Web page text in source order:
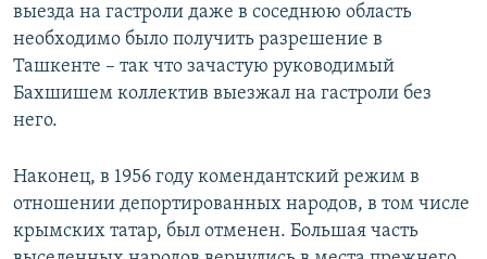
выезда на гастроли даже в соседнюю область
необходимо было получить разрешение в
Ташкенте – так что зачастую руководимый
Бахшишем коллектив выезжал на гастроли без
него.
Наконец, в 1956 году комендантский режим в
отношении депортированных народов, в том числе
крымских татар, был отменен. Большая часть